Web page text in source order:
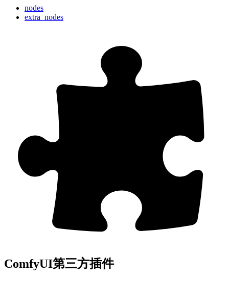
nodes
extra_nodes
ComfyUI第三方插件